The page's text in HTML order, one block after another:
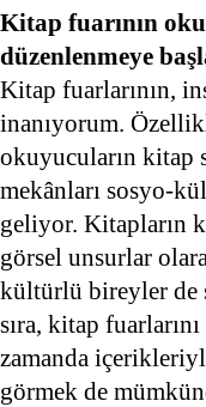
Kitap fuarının
düzenlenmeye
Kitap fuarlarının,
inanıyorum.
okuyucuların kitap
mekânları sosyo-
geliyor. Kitapların
görsel unsurlar
kültürlü bireyler de
sıra, kitap
zamanda
görmek de